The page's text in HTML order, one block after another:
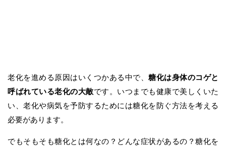
老化を進める原因はいくつかある中で、 糖化は身体のコゲと
呼ばれている老化の大敵です。いつまでも健康で美しくいた
い、老化や病気を予防するためには糖化を防ぐ方法を考える
必要があります。
でもそもそも糖化とは何なの？どんな症状があるの？糖化を